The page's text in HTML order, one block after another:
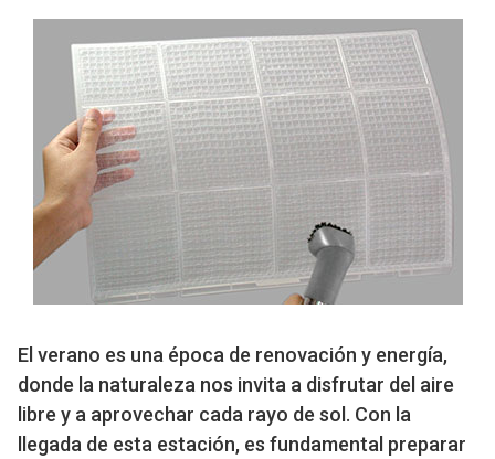
El verano es una época de renovación y energía,
donde la naturaleza nos invita a disfrutar del aire
libre y a aprovechar cada rayo de sol. Con la
llegada de esta estación, es fundamental preparar